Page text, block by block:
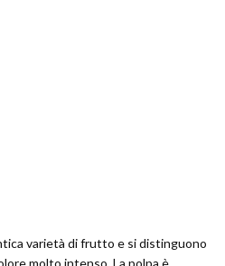
varietà di frutto e si distinguono
molto intenso. La polpa è